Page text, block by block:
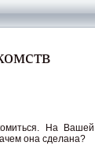
На Вашей
она сделана?